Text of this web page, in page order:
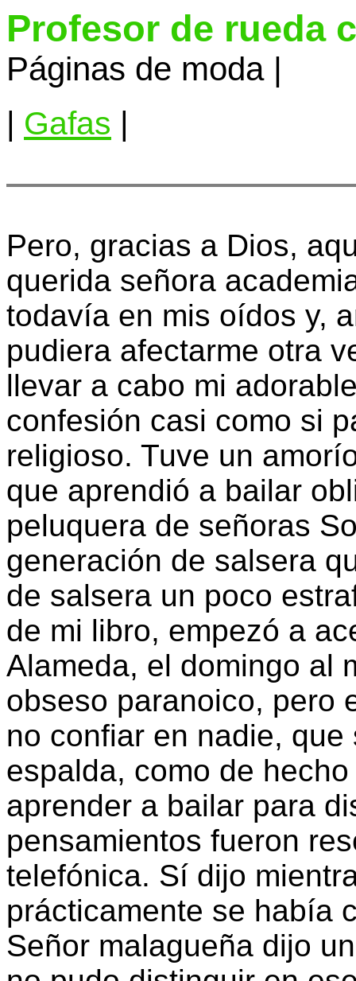
Profesor de rueda
Páginas de moda |
Gafas
Pero, gracias a Dios,
querida señora
todavía en mis oídos y,
pudiera afectarme otra
llevar a cabo mi
confesión casi como si
religioso. Tuve un
que aprendió a bailar
peluquera de señoras
generación de salsera
de salsera un poco
de mi libro, empezó a
Alameda, el domingo al
obseso paranoico, pero
no confiar en nadie,
espalda, como de
aprender a bailar para
pensamientos fueron
telefónica. Sí dijo
prácticamente se había
Señor malagueña dijo